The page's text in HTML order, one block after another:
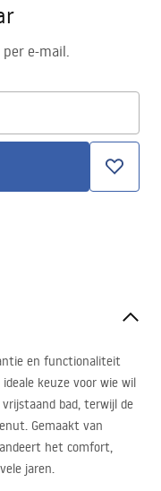
e-mail.
en functionaliteit
keuze voor wie wil
bad, terwijl de
Gemaakt van
het comfort,
jaren.